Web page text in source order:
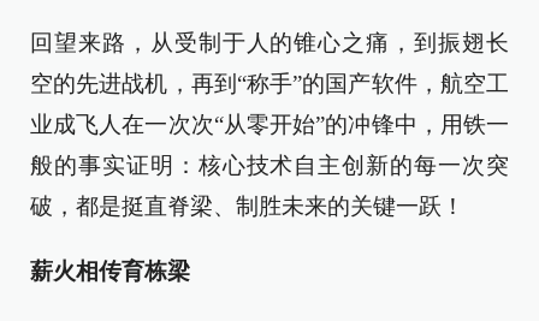
回望来路，从受制于人的锥心之痛，到振翅长
空的先进战机，再到“称手”的国产软件，航空工
业成飞人在一次次“从零开始”的冲锋中，用铁一
般的事实证明：核心技术自主创新的每一次突
破，都是挺直脊梁、制胜未来的关键一跃！
薪火相传育栋梁